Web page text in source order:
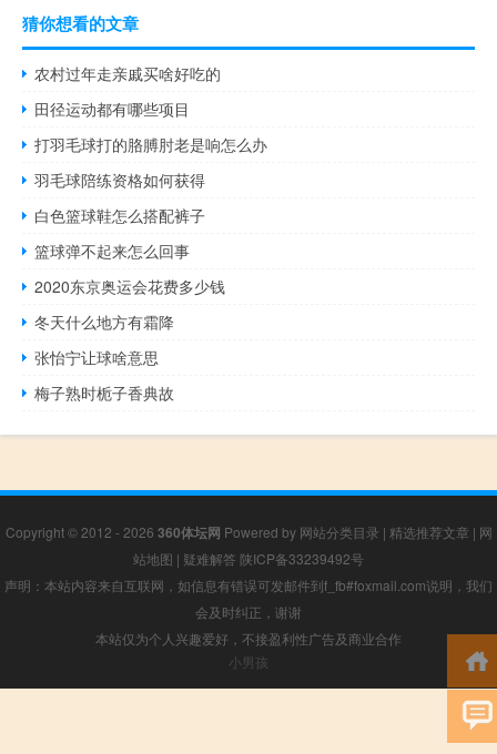
猜你想看的文章
农村过年走亲戚买啥好吃的
田径运动都有哪些项目
打羽毛球打的胳膊肘老是响怎么办
羽毛球陪练资格如何获得
白色篮球鞋怎么搭配裤子
篮球弹不起来怎么回事
2020东京奥运会花费多少钱
冬天什么地方有霜降
张怡宁让球啥意思
梅子熟时栀子香典故
Copyright © 2012 - 2026 360体坛网 Powered by 网站分类目录 | 精选推荐文章 | 网
站地图 | 疑难解答 陕ICP备33239492号
声明：本站内容来自互联网，如信息有错误可发邮件到f_fb#foxmail.com说明，我们
会及时纠正，谢谢
本站仅为个人兴趣爱好，不接盈利性广告及商业合作
小男孩